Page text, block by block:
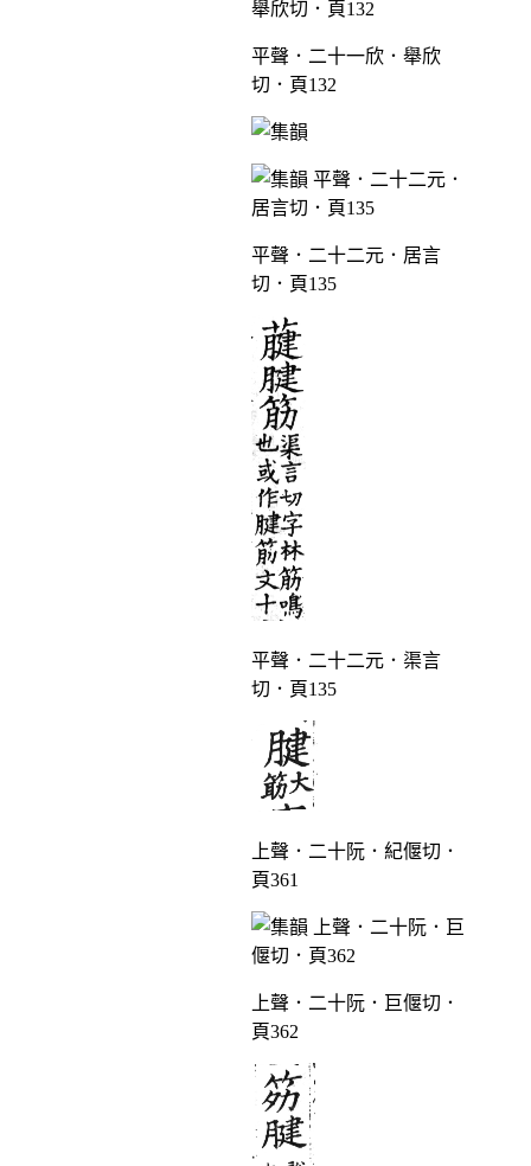
平聲．二十一欣．舉欣
切．頁132
平聲．二十二元．居言
切．頁135
平聲．二十二元．渠言
切．頁135
上聲．二十阮．紀偃切．
頁361
上聲．二十阮．巨偃切．
頁362